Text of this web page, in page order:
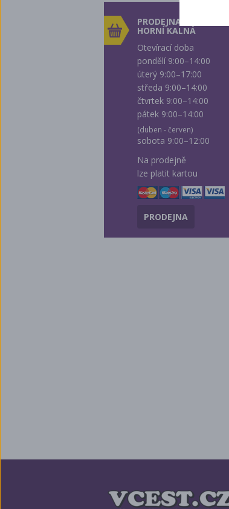
PRODEJNA
HORNÍ KALNÁ
Otevírací doba
pondělí 9:00–14:00
úterý 9:00–17:00
středa 9:00–14:00
čtvrtek 9:00–14:00
pátek 9:00–14:00
(duben - červen)
sobota 9:00–12:00
Na prodejně
lze platit kartou
PRODEJNA